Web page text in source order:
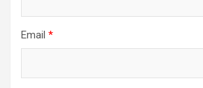
Email *